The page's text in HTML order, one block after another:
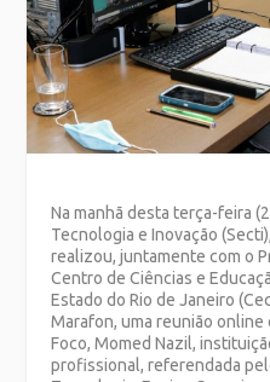
Na manhã desta terça-feira
Tecnologia e Inovação
realizou, juntamente com o
Centro de Ciências e
Estado do Rio de Janeiro
Marafon, uma reunião
Foco, Momed Nazil,
profissional, referendada